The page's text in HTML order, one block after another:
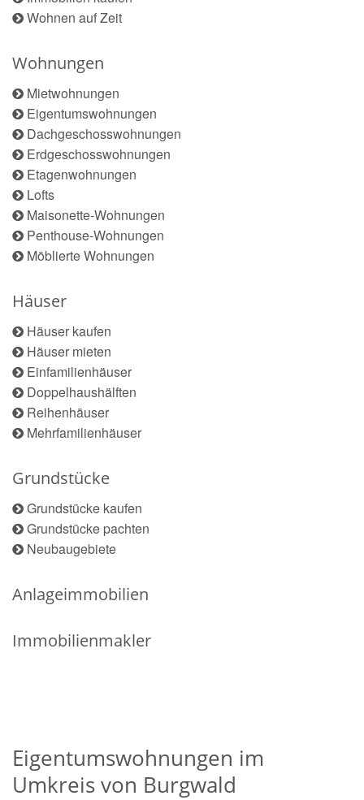
Wohnen auf Zeit
Wohnungen
Mietwohnungen
Eigentumswohnungen
Dachgeschosswohnungen
Erdgeschosswohnungen
Etagenwohnungen
Lofts
Maisonette-Wohnungen
Penthouse-Wohnungen
Möblierte Wohnungen
Häuser
Häuser kaufen
Häuser mieten
Einfamilienhäuser
Doppelhaushälften
Reihenhäuser
Mehrfamilienhäuser
Grundstücke
Grundstücke kaufen
Grundstücke pachten
Neubaugebiete
Anlageimmobilien
Immobilienmakler
Eigentumswohnungen im
Umkreis von Burgwald